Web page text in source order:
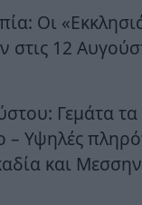
Οι
στις 12
Γεμάτα τα
Υψηλές
και